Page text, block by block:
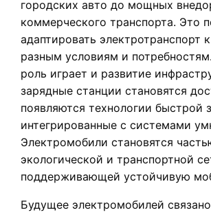
городских авто до мощных
коммерческого транспорта. Это
адаптировать электротранспорт
разным условиям и
роль играет и развитие
зарядные станции становятся
появляются технологии быстрой
интегрированные с системами
Электромобили становятся
экологической и транспортной
поддерживающей устойчивую
Будущее электромобилей